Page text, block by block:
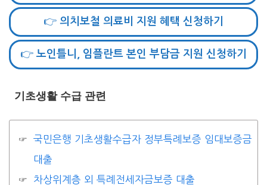
👉 의치보철 의료비 지원 혜택 신청하기
👉 노인틀니, 임플란트 본인 부담금 지원 신청하기
기초생활 수급 관련
국민은행 기초생활수급자 정부특례보증 임대보증금
대출
차상위계층 외 특례전세자금보증 대출